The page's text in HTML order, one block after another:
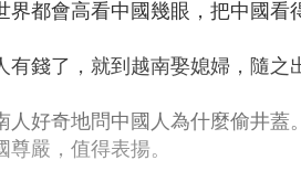
界都會高看中國幾眼，把中國看
有錢了，就到越南娶媳婦，隨之
人好奇地問中國人為什麼偷井
嚴，值得表揚。